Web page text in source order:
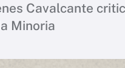
Cavalcante
Minoria